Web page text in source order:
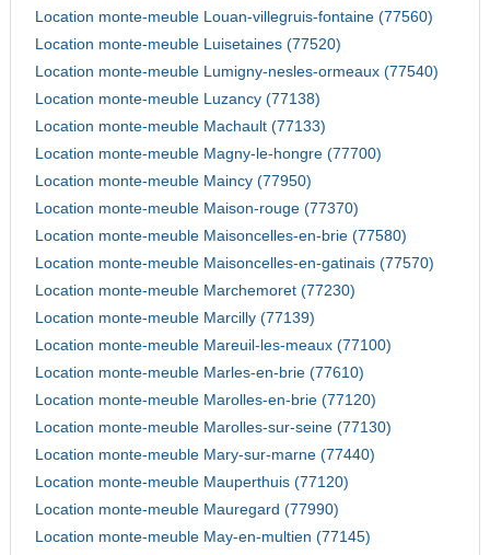
Location monte-meuble Louan-villegruis-fontaine (77560)
Location monte-meuble Luisetaines (77520)
Location monte-meuble Lumigny-nesles-ormeaux (77540)
Location monte-meuble Luzancy (77138)
Location monte-meuble Machault (77133)
Location monte-meuble Magny-le-hongre (77700)
Location monte-meuble Maincy (77950)
Location monte-meuble Maison-rouge (77370)
Location monte-meuble Maisoncelles-en-brie (77580)
Location monte-meuble Maisoncelles-en-gatinais (77570)
Location monte-meuble Marchemoret (77230)
Location monte-meuble Marcilly (77139)
Location monte-meuble Mareuil-les-meaux (77100)
Location monte-meuble Marles-en-brie (77610)
Location monte-meuble Marolles-en-brie (77120)
Location monte-meuble Marolles-sur-seine (77130)
Location monte-meuble Mary-sur-marne (77440)
Location monte-meuble Mauperthuis (77120)
Location monte-meuble Mauregard (77990)
Location monte-meuble May-en-multien (77145)